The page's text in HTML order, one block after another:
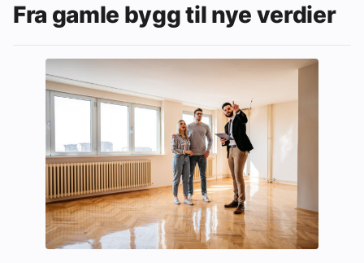
Fra gamle bygg til nye verdier